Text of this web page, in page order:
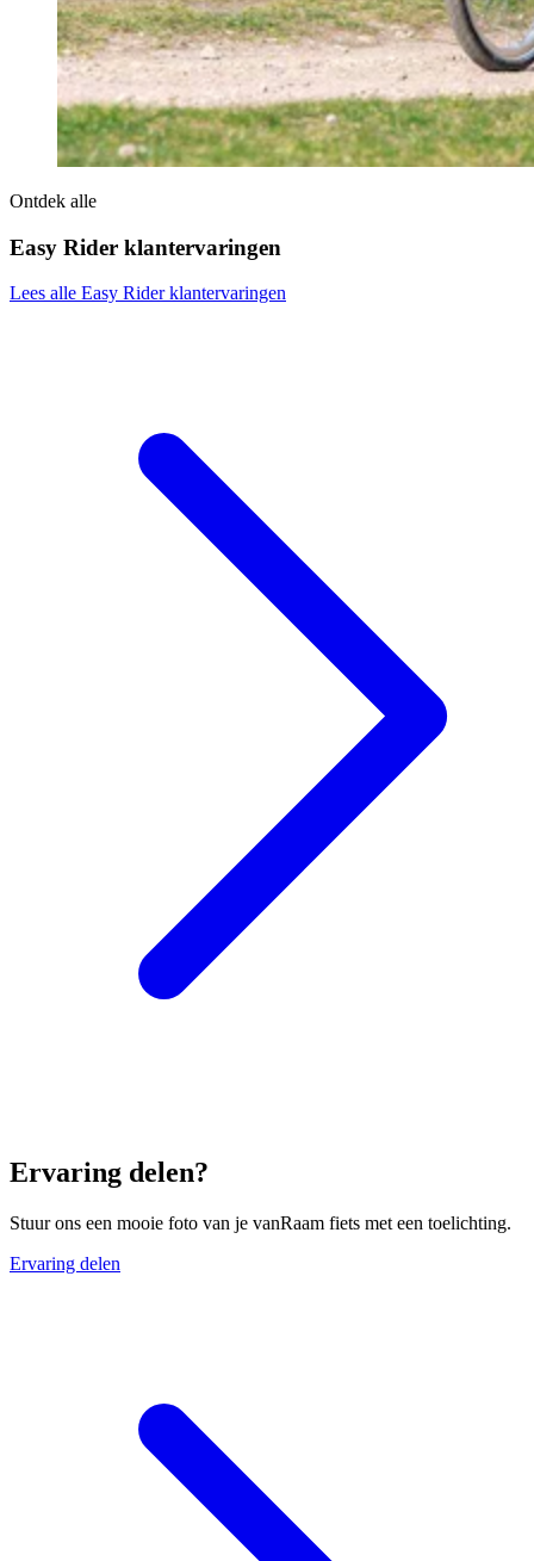
Ontdek alle
Easy Rider klantervaringen
Lees alle Easy Rider klantervaringen
Ervaring delen?
Stuur ons een mooie foto van je vanRaam fiets met een toelichting.
Ervaring delen